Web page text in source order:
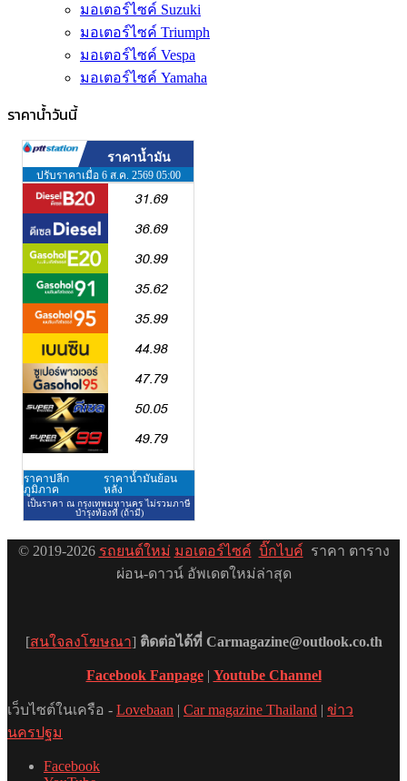
มอเตอร์ไซค์ Suzuki
มอเตอร์ไซค์ Triumph
มอเตอร์ไซค์ Vespa
มอเตอร์ไซค์ Yamaha
ราคาน้ำวันนี้
© 2019-2026 รถยนต์ใหม่ มอเตอร์ไซค์ บิ๊กไบค์ ราคา ตาราง
ผ่อน-ดาวน์ อัพเดตใหม่ล่าสุด
[สนใจลงโฆษณา] ติดต่อได้ที่ Carmagazine@outlook.co.th
Facebook Fanpage| Youtube Channel
เว็บไซต์ในเครือ - Lovebaan | Car magazine Thailand | ข่าว
นครปฐม
Facebook